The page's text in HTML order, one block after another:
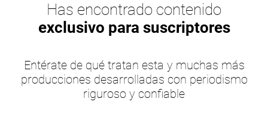
Has encontrado contenido
exclusivo para suscriptores
Entérate de qué tratan esta y muchas más
producciones desarrolladas con periodismo
riguroso y confiable